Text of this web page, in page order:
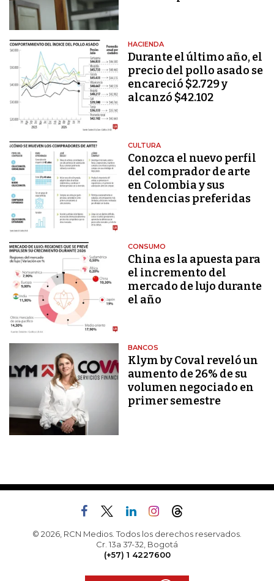
HACIENDA
Durante el último año, el
precio del pollo asado se
encareció $2.729 y
alcanzó $42.102
CULTURA
Conozca el nuevo perfil
del comprador de arte
en Colombia y sus
tendencias preferidas
CONSUMO
China es la apuesta para
el incremento del
mercado de lujo durante
el año
BANCOS
Klym by Coval reveló un
aumento de 26% de su
volumen negociado en
primer semestre
© 2026, RCN Medios. Todos los derechos reservados.
Cr. 13a 37-32, Bogotá
(+57) 1 4227600